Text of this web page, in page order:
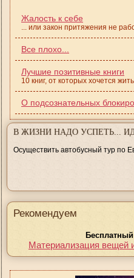
Жалость к себе
... или закон притяжения не
Все плохо...
Лучшие позитивные книги
10 книг, от которых хочется жить
О подсознательных
В ЖИЗНИ НАДО УСПЕТЬ...
Осуществить автобусный тур по
Рекомендуем
Материализация вещей